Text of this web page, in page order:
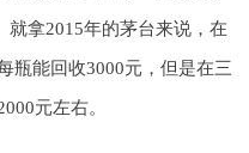
就拿2015年的茅台来说，在
瓶能回收3000元，但是在三
元左右。